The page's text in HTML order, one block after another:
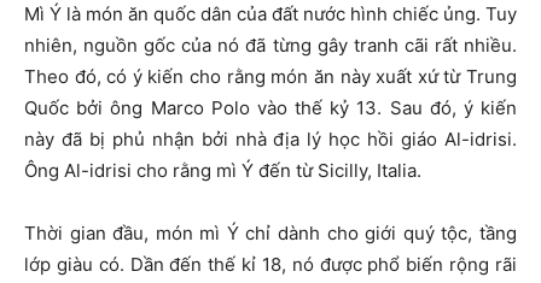
Mì Ý là món ăn quốc dân của đất nước hình chiếc ủng. Tuy
nhiên, nguồn gốc của nó đã từng gây tranh cãi rất nhiều.
Theo đó, có ý kiến cho rằng món ăn này xuất xứ từ Trung
Quốc bởi ông Marco Polo vào thế kỷ 13. Sau đó, ý kiến
này đã bị phủ nhận bởi nhà địa lý học hồi giáo Al-idrisi.
Ông Al-idrisi cho rằng mì Ý đến từ Sicilly, Italia.
Thời gian đầu, món mì Ý chỉ dành cho giới quý tộc, tầng
lớp giàu có. Dần đến thế kỉ 18, nó được phổ biến rộng rãi